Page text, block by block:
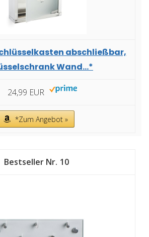
abschließbar,
Wand...*
24,99 EUR
*Zum Angebot »
10